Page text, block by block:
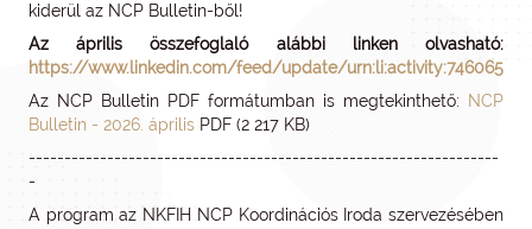
kiderül az NCP Bulletin-ből!
Az április összefoglaló alábbi linken olvasható:
https://www.linkedin.com/feed/update/
Az NCP Bulletin PDF formátumban is megtekinthető:
NCP
Bulletin - 2026. április PDF (2 217 KB)
------------------------------------------------------------------
-
A program az NKFIH NCP Koordinációs Iroda szervezésében